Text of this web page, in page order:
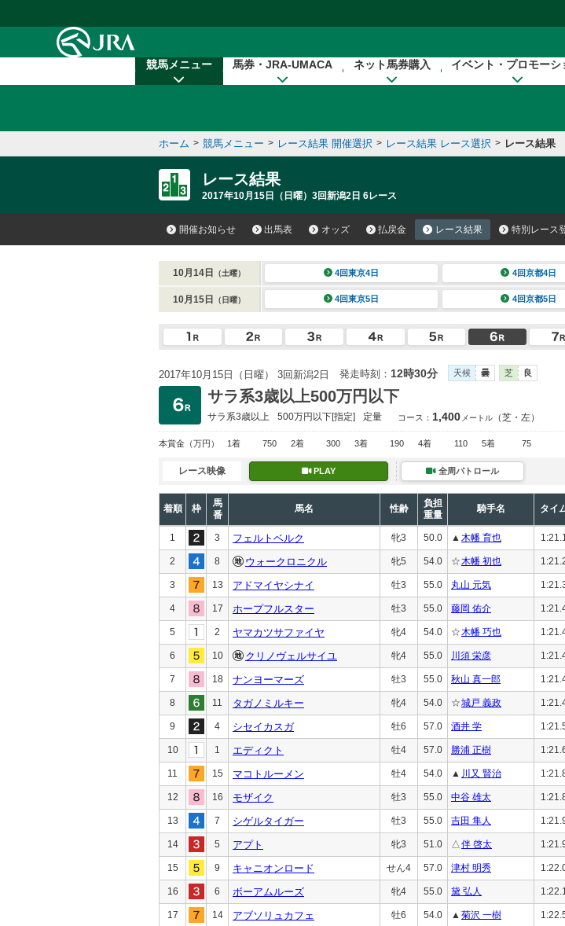
競馬メニュー 馬券・JRA-UMACA ネット馬券購入 イベント・プロモーシ
ホーム > 競馬メニュー > レース結果 開催選択 > レース結果 レース選択 > レース結果
レース結果
2017年10月15日（日曜）3回新潟2日 6レース
開催お知らせ 出馬表 オッズ 払戻金 レース結果 特別レース
10月14日 （土曜） 4回東京4日 4回京都4日
10月15日 （日曜） 4回東京5日 4回京都5日
2017年10月15日（日曜） 3回新潟2日 発走時刻： 12時30分 天候 曇 芝 良
サラ系3歳以上500万円以下
サラ系3歳以上 500万円以下[指定] 定量 コース： 1,400 メートル （芝・左）
本賞金 （万円） 1着 750 2着 300 3着 190 4着 110 5着 75
レース映像 PLAY 全周パトロール
着順 枠
馬
番
馬名 性齢
負担
重量
騎手名 タイ
1 3 フェルトベルク 牝3 50.0 ▲ 木幡 育也
2 8 ウォークロニクル 牝5 54.0 ☆木幡 初也
3 13 アドマイヤシナイ 牡3 55.0 丸山 元気
4 17 ホープフルスター 牡3 55.0 藤岡 佑介
5 2 ヤマカツサファイヤ 牝4 54.0 ☆木幡 巧也
6 10 クリノヴェルサイユ 牝4 55.0 川須 栄彦
7 18 ナンヨーマーズ 牡3 55.0 秋山 真一郎
8 11 タガノミルキー 牝4 54.0 ☆城戸 義政
9 4 シセイカスガ 牡6 57.0 酒井 学
10 1 エディクト 牡4 57.0 勝浦 正樹
11 15 マコトルーメン 牡4 54.0 ▲ 川又 賢治
12 16 モザイク 牡3 55.0 中谷 雄太
13 7 シゲルタイガー 牡3 55.0 吉田 隼人
14 5 アプト 牝3 51.0 △伴 啓太
15 9 キャニオンロード せん4 57.0 津村 明秀
16 6 ボーアムルーズ 牝4 55.0 黛 弘人
17 14 アブソリュカフェ 牡6 54.0 ▲ 菊沢 一樹